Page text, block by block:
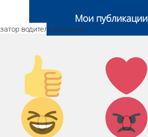
Мои публикации
затор водитель терновка
Палец
вверх!
0
Лайк!
0
Дикий
смех!
Агрессия!